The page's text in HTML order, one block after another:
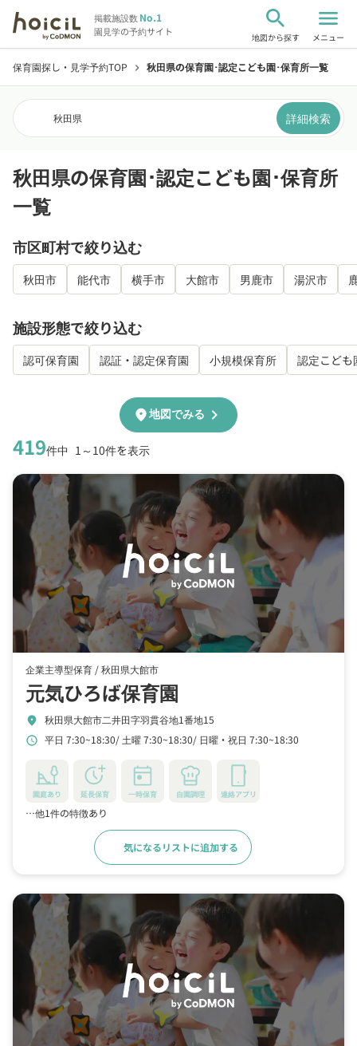
掲載施設数No.1
園見学の予約サイト
search
地図から探す
menu
メニュー
保育園探し・見学予約TOP chevron_right 秋田県の保育園･認定こども園･保育所一覧
秋田県 詳細検索
秋田県の保育園･認定こども園･保育所
一覧
市区町村で絞り込む
秋田市 能代市 横手市 大館市 男鹿市 湯沢市
施設形態で絞り込む
認可保育園 認証・認定保育園 小規模保育所 認定こども
419件中 1～10件を表示
location_on地図でみる chevron_right
企業主導型保育 /秋田県大館市
元気ひろば保育園
location_on 秋田県大館市二井田字羽貫谷地1番地15
schedule 平日 7:30~18:30 土曜 7:30~18:30 日曜・祝日 7:30~18:30
園庭あり 延長保育 一時保育 自園調理 連絡アプリ
…他1件の特徴あり
気になるリストに追加する